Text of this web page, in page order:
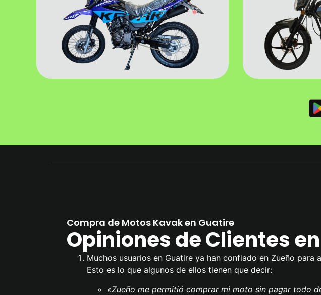
Compra de Motos Kavak en Guatire
Opiniones de Clientes
Muchos usuarios en Guatire ya han confiado en Zueño para
Esto es lo que algunos de ellos tienen que decir:
«Zueño me permitió comprar mi moto sin pagar todo